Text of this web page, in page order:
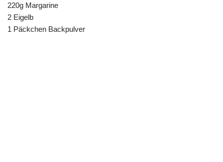
220g Margarine
2 Eigelb
1 Päckchen Backpulver